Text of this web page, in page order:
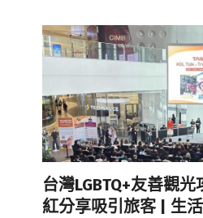
台灣LGBTQ+友善觀
紅分享吸引旅客 | 生